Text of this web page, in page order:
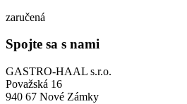
zaručená
Spojte sa s nami
GASTRO-HAAL s.r.o.
Považská 16
940 67 Nové Zámky